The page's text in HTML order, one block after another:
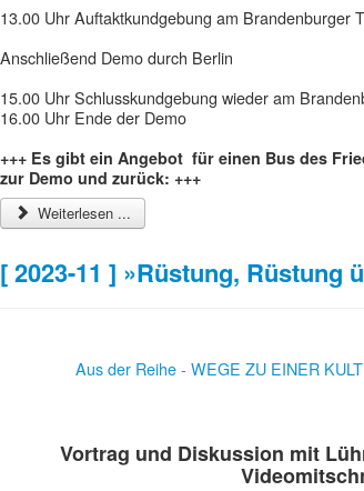
13.00 Uhr Auftaktkundgebung am Brandenburger
Anschließend Demo durch Berlin
15.00 Uhr Schlusskundgebung wieder am
16.00 Uhr Ende der Demo
+++ Es gibt ein Angebot für einen Bus des
zur Demo und zurück: +++
Weiterlesen ...
[ 2023-11 ] »Rüstung, Rüstung
Aus der Reihe - WEGE ZU EINER
Vortrag und Diskussion mit